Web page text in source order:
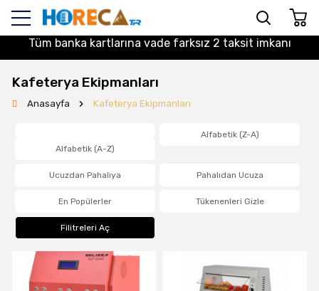
Tüm banka kartlarına vade farksız 2 taksit imkanı
Kafeterya Ekipmanları
Anasayfa Kafeterya Ekipmanları
Alfabetik (A-Z)
Alfabetik (Z-A)
Ucuzdan Pahalıya Pahalıdan Ucuza
En Popülerler Tükenenleri Gizle
Filitreleri Aç